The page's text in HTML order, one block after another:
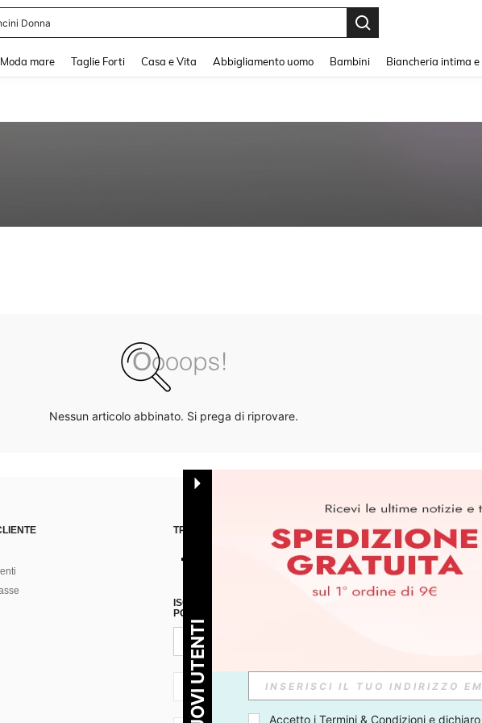
Donna
Moda mare Taglie Forti Casa e Vita Abbigliamento uomo Bambini Biancheria intima
Nessun articolo abbinato. Si prega di riprovare.
TROVACI SU APP
ISCRIVITI ALLA NOSTRA NEWSLETTER PER SCOPRIRE LE
POSSIBILE ANNULLARE LA SOTTOSCRIZIONE IN QUALSIASI
IT + 39
Accetto i Termini & Condizioni e